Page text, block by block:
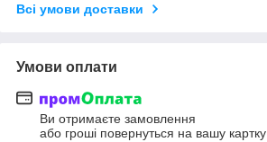
Всі умови доставки
Умови оплати
Ви отримаєте замовлення
або гроші повернуться на вашу картку